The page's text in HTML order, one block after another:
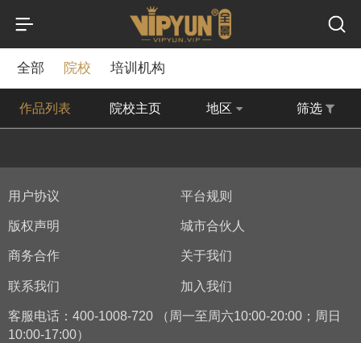
全部 院校 培训机构
作品列表 院校主页 地区 筛选
用户协议 平台规则
版权声明 城市合伙人
商务合作 关于我们
联系我们 加入我们
客服电话：400-1008-720 （周一至周六10:00-20:00；周日
10:00-17:00）